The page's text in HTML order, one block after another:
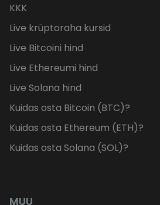
KKK
Live krüptoraha kursid
Live Bitcoini hind
Live Ethereumi hind
Live Solana hind
Kuidas osta Bitcoin (BTC)?
Kuidas osta Ethereum (ETH)?
Kuidas osta Solana (SOL)?
MUU